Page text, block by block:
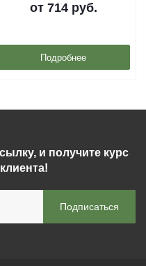
от 714 руб.
Подробнее
и получите курс